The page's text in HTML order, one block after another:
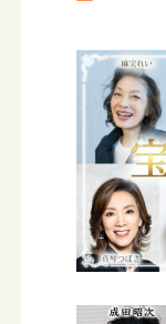
一生モノの愛用品